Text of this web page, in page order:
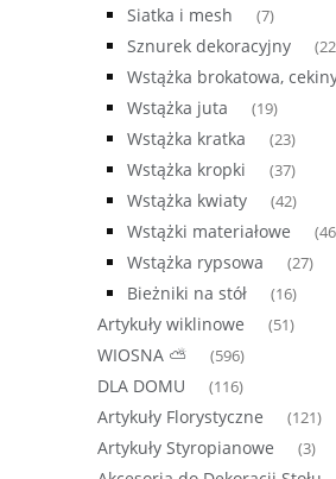
Siatka i mesh (7)
Sznurek dekoracyjny
Wstążka brokatowa,
Wstążka juta (19)
Wstążka kratka (23)
Wstążka kropki (37)
Wstążka kwiaty (42)
Wstążki materiałowe
Wstążka rypsowa (27)
Bieżniki na stół (16)
Artykuły wiklinowe (51)
WIOSNA ⛅ (596)
DLA DOMU (116)
Artykuły Florystyczne (121)
Artykuły Styropianowe (3)